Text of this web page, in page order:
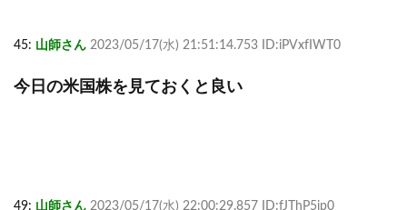
45: 山師さん 2023/05/17(水) 21:51:14.753 ID:iPVxfIWT0
今日の米国株を見ておくと良い
49: 山師さん 2023/05/17(水) 22:00:29.857 ID:fJThP5ip0